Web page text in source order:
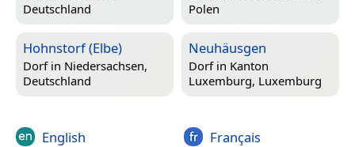
Deutschland
Polen
Hohnstorf (Elbe)
Dorf in Niedersachsen,
Deutschland
Neuhäusgen
Dorf in Kanton
Luxemburg, Luxemburg
English
Français